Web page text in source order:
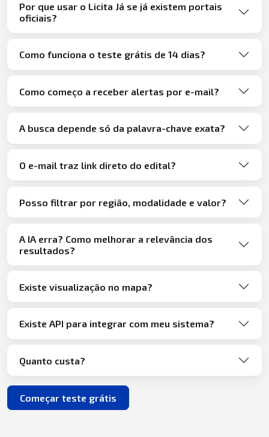
Por que usar o Licita Já se já existem portais
oficiais?
Como funciona o teste grátis de 14 dias?
Como começo a receber alertas por e-mail?
A busca depende só da palavra-chave exata?
O e-mail traz link direto do edital?
Posso filtrar por região, modalidade e valor?
A IA erra? Como melhorar a relevância dos
resultados?
Existe visualização no mapa?
Existe API para integrar com meu sistema?
Quanto custa?
Começar teste grátis